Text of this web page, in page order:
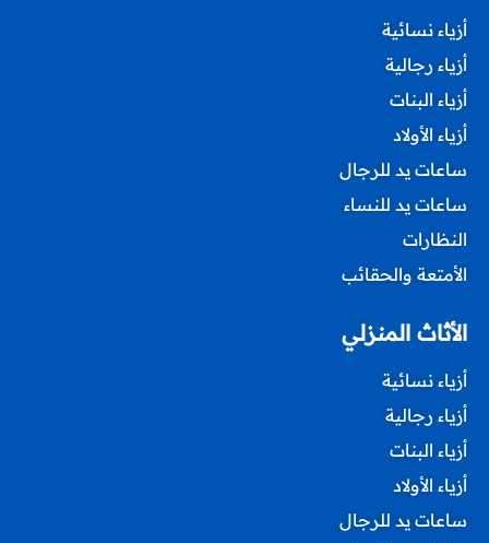
أزياء نسائية
أزياء رجالية
أزياء البنات
أزياء الأولاد
ساعات يد للرجال
ساعات يد للنساء
النظارات
الأمتعة والحقائب
الأثاث المنزلي
أزياء نسائية
أزياء رجالية
أزياء البنات
أزياء الأولاد
ساعات يد للرجال